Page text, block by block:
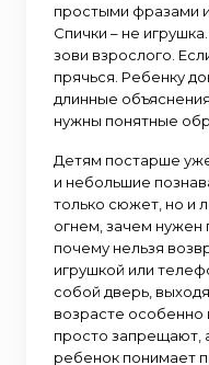
простыми фразами
Спички – не
зови взрослого.
прячься. Ребенку
длинные
нужны понятные
Детям постарше
и небольшие
только сюжет, но и
огнем, зачем
почему нельзя
игрушкой или
собой дверь,
возрасте особенно
просто запрещают,
ребенок понимает